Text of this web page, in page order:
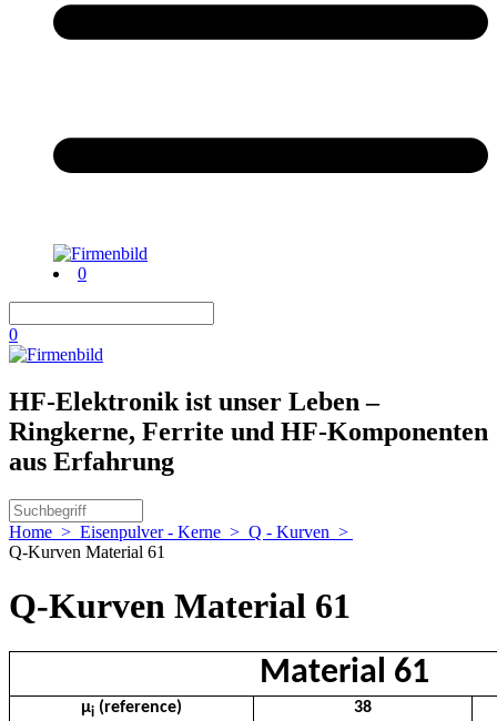
0
0
HF-Elektronik ist unser Leben –
Ringkerne, Ferrite und HF-Komponenten
aus Erfahrung
Home > Eisenpulver - Kerne > Q - Kurven >
Q-Kurven Material 61
Q-Kurven Material 61
Material 61
µi (reference)
38